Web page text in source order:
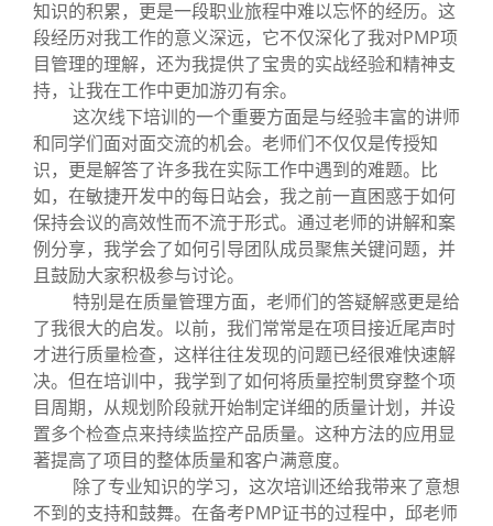
知识的积累，更是一段职业旅程中难以忘怀的经历。这
段经历对我工作的意义深远，它不仅深化了我对PMP项
目管理的理解，还为我提供了宝贵的实战经验和精神支
持，让我在工作中更加游刃有余。
这次线下培训的一个重要方面是与经验丰富的讲师
和同学们面对面交流的机会。老师们不仅仅是传授知
识，更是解答了许多我在实际工作中遇到的难题。比
如，在敏捷开发中的每日站会，我之前一直困惑于如何
保持会议的高效性而不流于形式。通过老师的讲解和案
例分享，我学会了如何引导团队成员聚焦关键问题，并
且鼓励大家积极参与讨论。
特别是在质量管理方面，老师们的答疑解惑更是给
了我很大的启发。以前，我们常常是在项目接近尾声时
才进行质量检查，这样往往发现的问题已经很难快速解
决。但在培训中，我学到了如何将质量控制贯穿整个项
目周期，从规划阶段就开始制定详细的质量计划，并设
置多个检查点来持续监控产品质量。这种方法的应用显
著提高了项目的整体质量和客户满意度。
除了专业知识的学习，这次培训还给我带来了意想
不到的支持和鼓舞。在备考PMP证书的过程中，邱老师